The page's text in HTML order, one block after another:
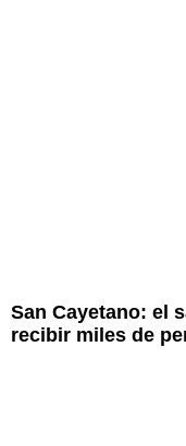
San Cayetano: el
recibir miles de